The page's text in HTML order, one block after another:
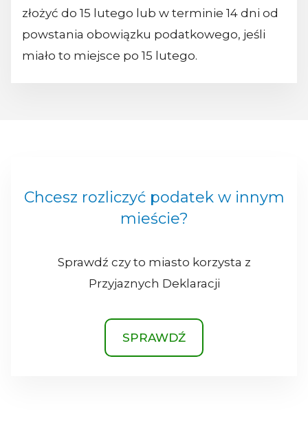
złożyć do 15 lutego lub w terminie 14 dni od
powstania obowiązku podatkowego, jeśli
miało to miejsce po 15 lutego.
Chcesz rozliczyć podatek w innym
mieście?
Sprawdź czy to miasto korzysta z
Przyjaznych Deklaracji
SPRAWDŹ